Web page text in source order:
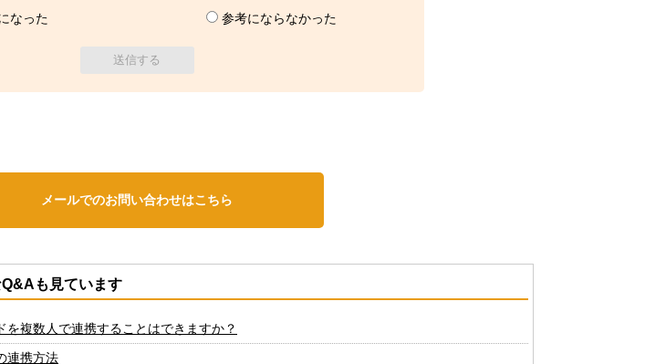
なった 参考にならなかった
メールでのお問い合わせはこちら
も見ています
複数人で連携することはできますか？
連携方法